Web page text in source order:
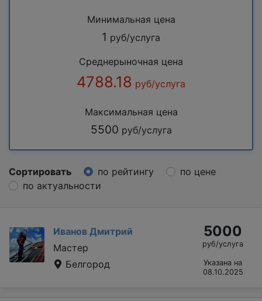
Минимальная цена
1 руб/услуга
Среднерыночная цена
4788.18 руб/услуга
Максимальная цена
5500 руб/услуга
Сортировать по рейтингу
по цене
по актуальности
Иванов Дмитрий
Мастер
Белгород
5000
руб/услуга
Указана на
08.10.2025